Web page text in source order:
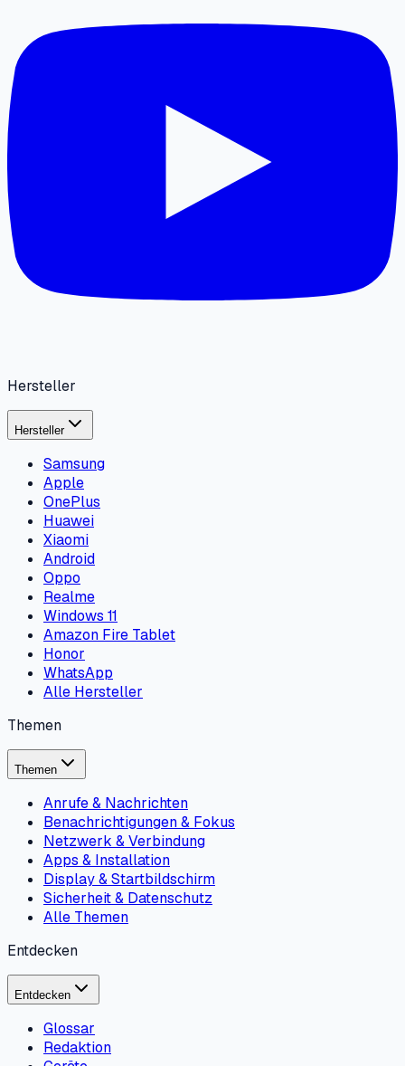
Hersteller
Hersteller
Samsung
Apple
OnePlus
Huawei
Xiaomi
Android
Oppo
Realme
Windows 11
Amazon Fire Tablet
Honor
WhatsApp
Alle Hersteller
Themen
Themen
Anrufe & Nachrichten
Benachrichtigungen & Fokus
Netzwerk & Verbindung
Apps & Installation
Display & Startbildschirm
Sicherheit & Datenschutz
Alle Themen
Entdecken
Entdecken
Glossar
Redaktion